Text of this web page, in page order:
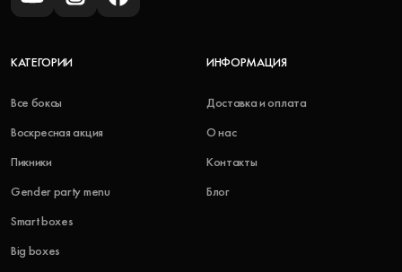
КАТЕГОРИИ
Все боксы
Воскресная акция
Пикники
Gender party menu
Smart boxes
Big boxes
ИНФОРМАЦИЯ
Доставка и оплата
О нас
Контакты
Блог